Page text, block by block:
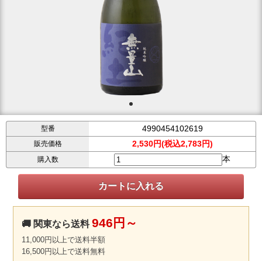
型番 4990454102619
販売価格 2,530円(税込2,783円)
購入数 本
🚚 関東なら送料946円～
11,000円以上で送料半額
16,500円以上で送料無料